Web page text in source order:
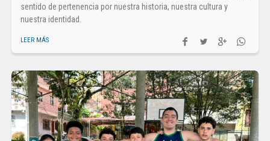
sentido de pertenencia por nuestra historia, nuestra cultura y
nuestra identidad.
LEER MÁS